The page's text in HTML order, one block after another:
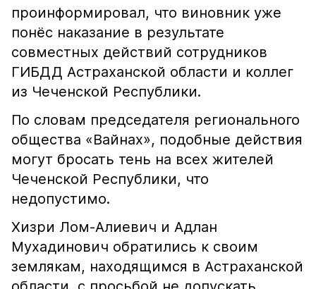
проинформировал, что виновник уже
понёс наказание в результате
совместных действий сотрудников
ГИБДД Астраханской области и коллег
из Чеченской Республики.
По словам председателя регионального
общества «Вайнах», подобные действия
могут бросать тень на всех жителей
Чеченской Республики, что
недопустимо.
Хизри Лом-Алиевич и Адлан
Мухадинович обратились к своим
землякам, находящимся в Астраханской